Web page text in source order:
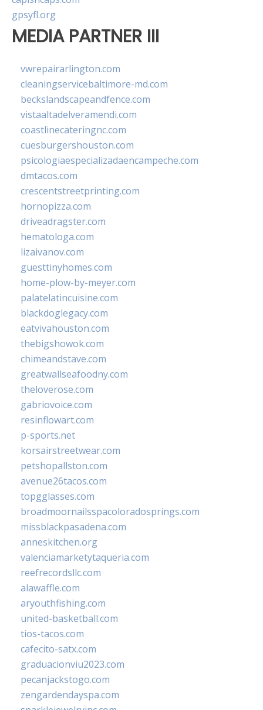
gpsyfl.org
MEDIA PARTNER III
vwrepairarlington.com
cleaningservicebaltimore-md.com
beckslandscapeandfence.com
vistaaltadelveramendi.com
coastlinecateringnc.com
cuesburgershouston.com
psicologiaespecializadaencampeche.com
dmtacos.com
crescentstreetprinting.com
hornopizza.com
driveadragster.com
hematologa.com
lizaivanov.com
guesttinyhomes.com
home-plow-by-meyer.com
palatelatincuisine.com
blackdoglegacy.com
eatvivahouston.com
thebigshowok.com
chimeandstave.com
greatwallseafoodny.com
theloverose.com
gabriovoice.com
resinflowart.com
p-sports.net
korsairstreetwear.com
petshopallston.com
avenue26tacos.com
topgglasses.com
broadmoornailsspacoloradosprings.com
missblackpasadena.com
anneskitchen.org
valenciamarketytaqueria.com
reefrecordsllc.com
alawaffle.com
aryouthfishing.com
united-basketball.com
tios-tacos.com
cafecito-satx.com
graduacionviu2023.com
pecanjackstogo.com
zengardendayspa.com